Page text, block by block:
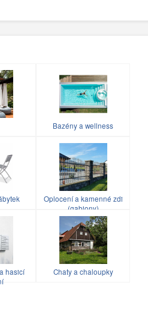
Bazény a wellness
Oplocení a kamenné zdi
(gabiony)
hasicí
Chaty a chaloupky